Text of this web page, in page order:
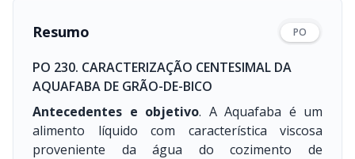
Resumo PO
PO 230. CARACTERIZAÇÃO CENTESIMAL DA
AQUAFABA DE GRÃO-DE-BICO
Antecedentes e objetivo. A Aquafaba é um
alimento líquido com característica viscosa
proveniente da água do cozimento de